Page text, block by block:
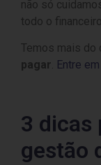
não só
todo o
Temos mais do
pagar. Entre
3 dicas
gestão